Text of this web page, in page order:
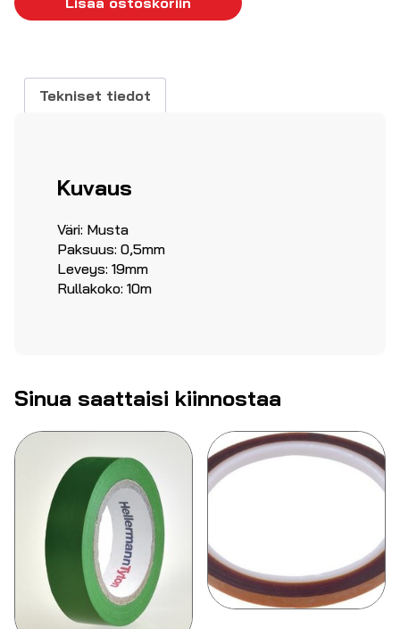
10m
Tekniset tiedot
Kuvaus
Väri: Musta
Paksuus: 0,5mm
Leveys: 19mm
Rullakoko: 10m
Sinua saattaisi kiinnostaa